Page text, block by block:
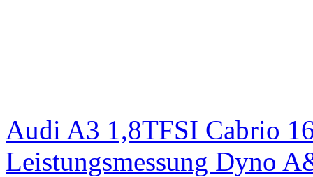
Audi A3 1,8TFSI Cabrio
Leistungsmessung Dyno